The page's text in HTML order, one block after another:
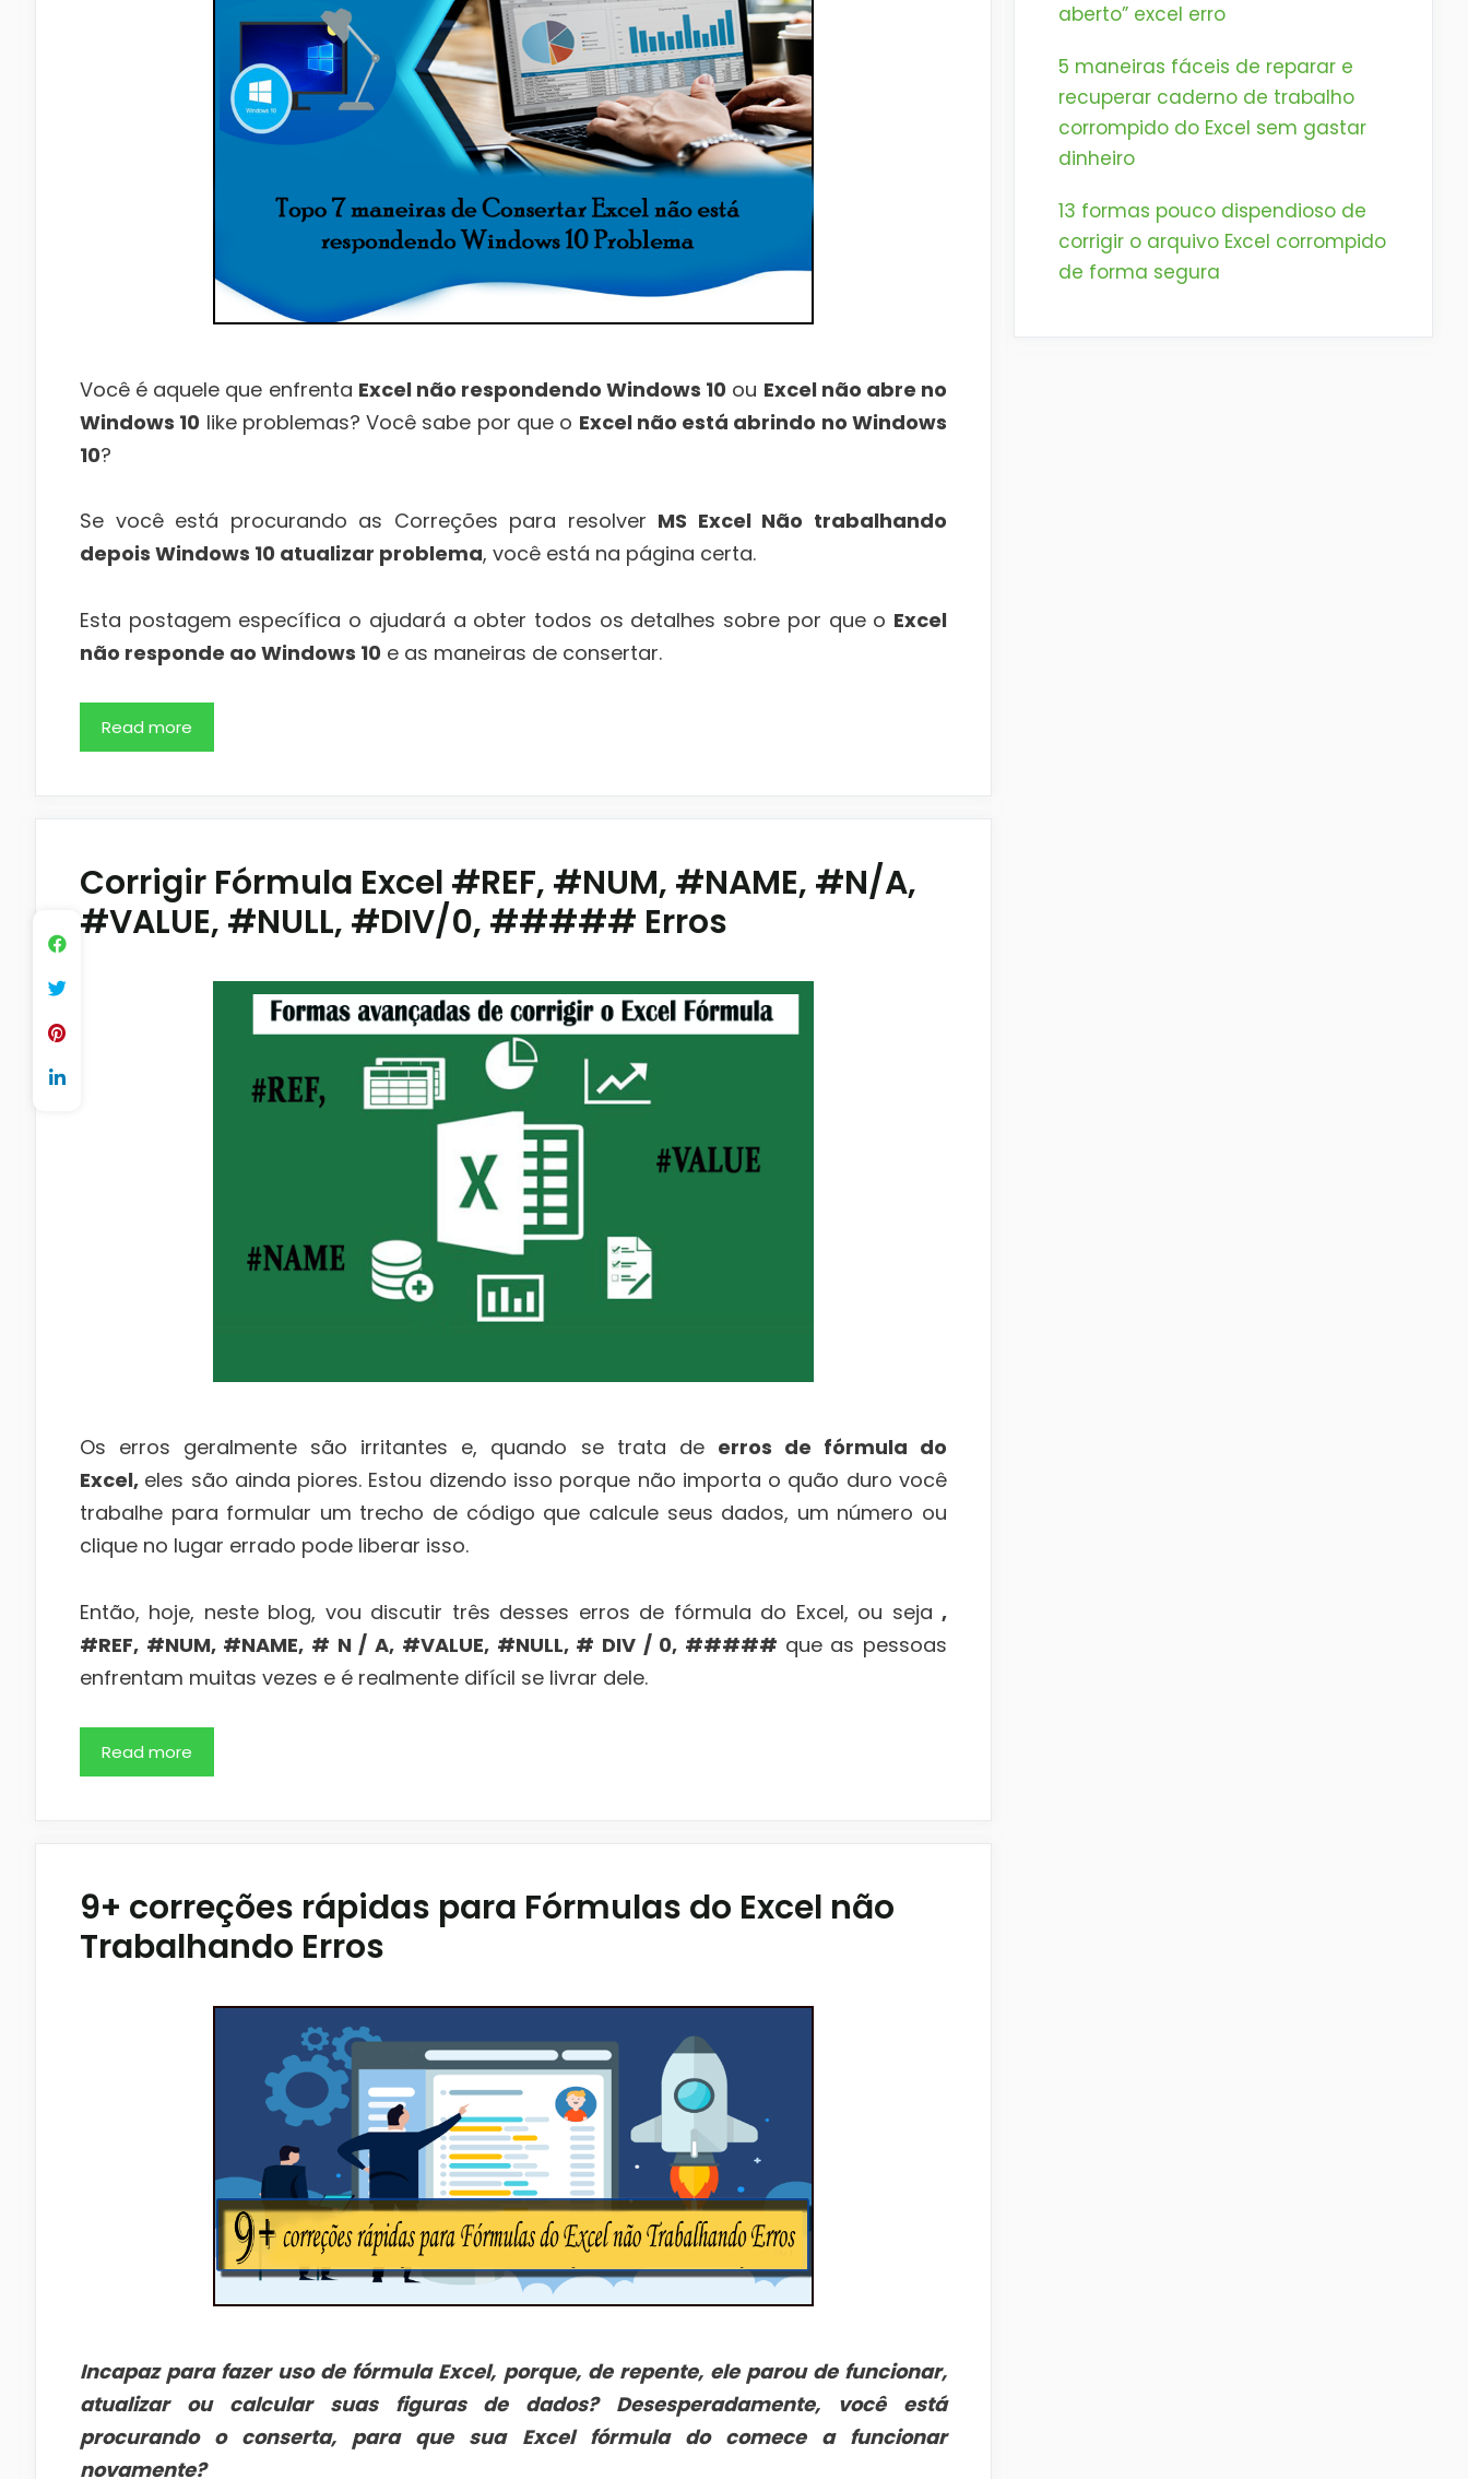
Você é aquele que enfrenta Excel não respondendo Windows 10 ou Excel não abre no
Windows 10 like problemas? Você sabe por que o Excel não está abrindo no Windows
10?
Se você está procurando as Correções para resolver MS Excel Não trabalhando
depois Windows 10 atualizar problema, você está na página certa.
Esta postagem específica o ajudará a obter todos os detalhes sobre por que o Excel
não responde ao Windows 10 e as maneiras de consertar.
Read more
Corrigir Fórmula Excel #REF, #NUM, #NAME, #N/A,
#VALUE, #NULL, #DIV/0, ##### Erros
Os erros geralmente são irritantes e, quando se trata de erros de fórmula do
Excel, eles são ainda piores. Estou dizendo isso porque não importa o quão duro você
trabalhe para formular um trecho de código que calcule seus dados, um número ou
clique no lugar errado pode liberar isso.
Então, hoje, neste blog, vou discutir três desses erros de fórmula do Excel, ou seja ,
#REF, #NUM, #NAME, # N / A, #VALUE, #NULL, # DIV / 0, ##### que as pessoas
enfrentam muitas vezes e é realmente difícil se livrar dele.
Read more
9+ correções rápidas para Fórmulas do Excel não
Trabalhando Erros
Incapaz para fazer uso de fórmula Excel, porque, de repente, ele parou de funcionar,
atualizar ou calcular suas figuras de dados? Desesperadamente, você está
procurando o conserta, para que sua Excel fórmula do comece a funcionar
novamente?
aberto” excel erro
5 maneiras fáceis de reparar e
recuperar caderno de trabalho
corrompido do Excel sem gastar
dinheiro
13 formas pouco dispendioso de
corrigir o arquivo Excel corrompido
de forma segura